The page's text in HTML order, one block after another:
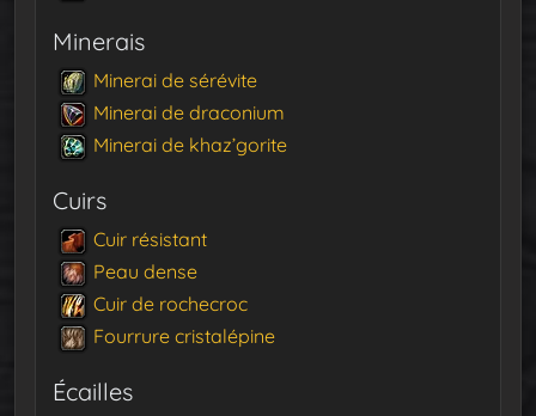
Minerais
Minerai de sérévite
Minerai de draconium
Minerai de khaz’gorite
Cuirs
Cuir résistant
Peau dense
Cuir de rochecroc
Fourrure cristalépine
Écailles